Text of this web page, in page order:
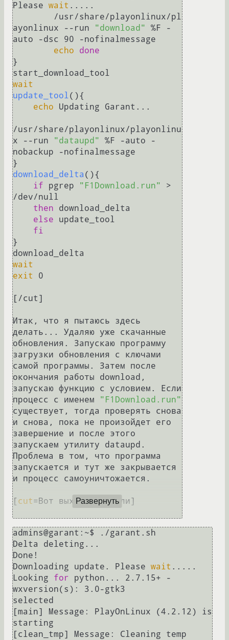
Please wait .....
ayonlinux --run
"download"
%F -
auto -dsc 90 -nofinalmessage
echo
done
}
wait
update_tool(){
echo Updating Garant...
/usr/share/playonlinux/playonlinu
x --run
"dataupd"
%F -auto -
nobackup -nofinalmessage
download_delta (){
if pgrep "F1Download.run"
>
/dev/null
then download_delta
else update_tool
fi
}
wait
exit
0
[/cut]
Итак, что я пытаюсь здесь
делать... Удаляю уже скачанные
обновления. Запускаю программу
загрузки обновления с ключами
самой программы. Затем после
окончания работы download,
запускаю функцию с условием. Если
процесс с именем
"F1Download.run"
существует, тогда проверять снова
и снова, пока не произойдет его
завершение и после этого
запускаем утилиту dataupd.
Проблема в том, что программа
запускается и тут же закрывается
и процесс самоуничтожается.
[cut=Вот выхлоп консоли]
Развернуть
admins@garant:~$ ./garant.sh
Delta deleting...
Done!
Downloading update. Please wait .....
Looking for
python... 2.7.15+ -
wxversion(s): 3.0-gtk3
selected
[main] Message: PlayOnLinux (4.2.12) is
starting
[clean_tmp] Message: Cleaning temp